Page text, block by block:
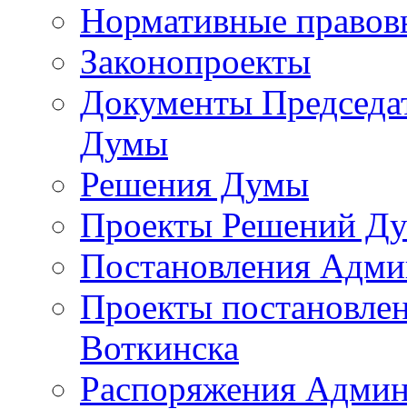
Нормативные
Законопроекты
Документы
Думы
Решения Думы
Проекты Решений
Постановления
Проекты
Воткинска
Распоряжения